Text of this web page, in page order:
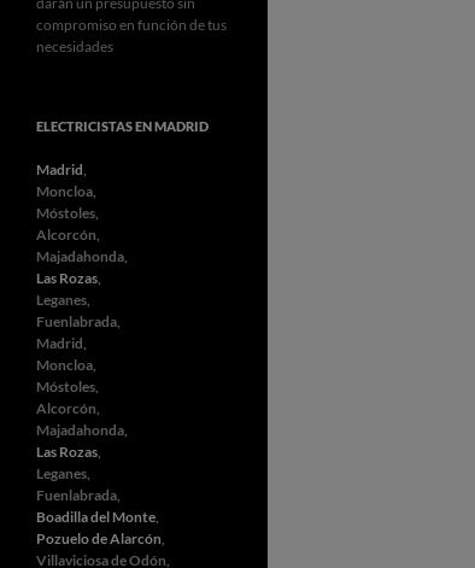
compromiso en función de tus
necesidades
ELECTRICISTAS EN MADRID
Madrid,
Moncloa,
Móstoles,
Alcorcón,
Majadahonda,
Las Rozas,
Leganes,
Fuenlabrada,
Madrid,
Moncloa,
Móstoles,
Alcorcón,
Majadahonda,
Las Rozas,
Leganes,
Fuenlabrada,
Boadilla del Monte,
Pozuelo de Alarcón,
Villaviciosa de Odón,